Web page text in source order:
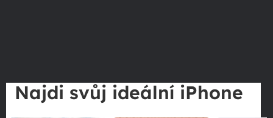
Najdi svůj ideální iPhone